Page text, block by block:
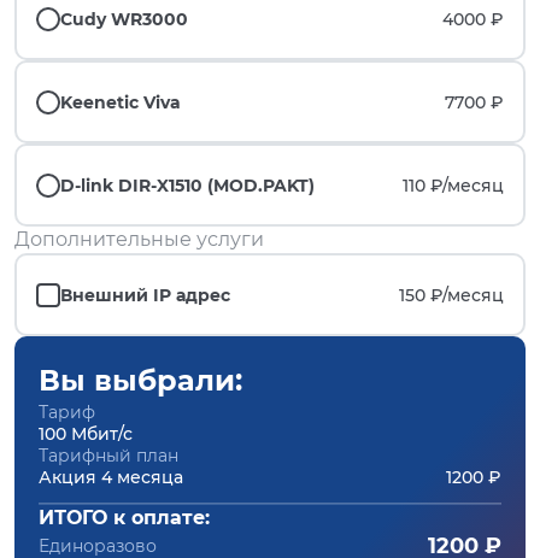
Cudy WR3000 4000 ₽
Keenetic Viva 7700 ₽
D-link DIR-X1510 (MOD.PAKT) 110 ₽/месяц
Дополнительные услуги
Внешний IP адрес 150 ₽/месяц
Вы выбрали:
Тариф
100 Мбит/с
Тарифный план
Акция 4 месяца
1200 ₽
ИТОГО к оплате:
Единоразово 1200 ₽